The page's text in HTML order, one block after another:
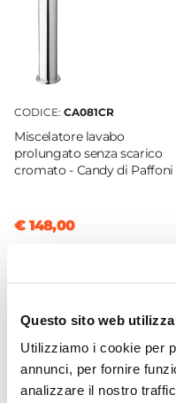
Questo sito web
Utilizziamo i cookie per
annunci, per fornire
analizzare il nostro
Materiale
Installazione
Lavabo|Doccia
Caratteristiche
Azionamento
Sezione Base
CODICE: CA081CR
Miscelatore lavabo
prolungato senza scarico
cromato - Candy di Paffoni
€ 148,00